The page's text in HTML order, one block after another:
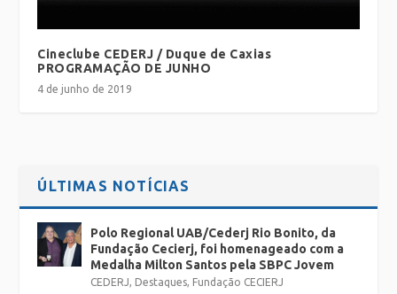
Cineclube CEDERJ / Duque de Caxias
PROGRAMAÇÃO DE JUNHO
4 de junho de 2019
ÚLTIMAS NOTÍCIAS
Polo Regional UAB/Cederj Rio Bonito, da
Fundação Cecierj, foi homenageado com a
Medalha Milton Santos pela SBPC Jovem
CEDERJ, Destaques, Fundação CECIERJ